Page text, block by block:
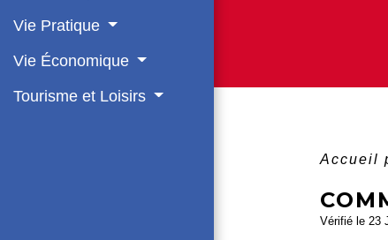
Vie Pratique
Vie Économique
Tourisme et Loisirs
Accueil
Vérifié le 23